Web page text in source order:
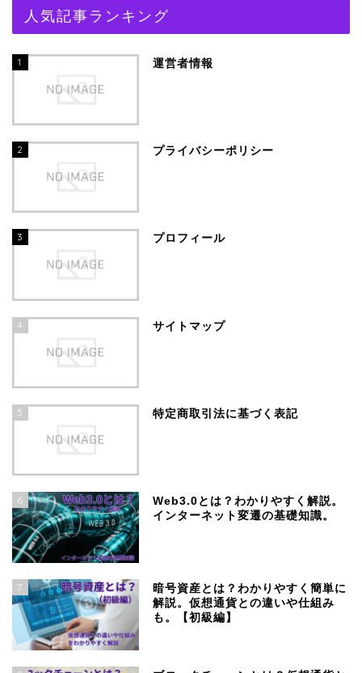
人気記事ランキング
1 運営者情報
2 プライバシーポリシー
3 プロフィール
4 サイトマップ
5 特定商取引法に基づく表記
6
Web3.0とは？わかりやすく解説。
インターネット変遷の基礎知識。
7
暗号資産とは？わかりやすく簡単に
解説。仮想通貨との違いや仕組み
も。【初級編】